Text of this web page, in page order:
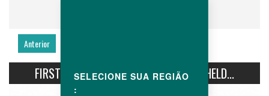
Anterior
FIRST AVIPRO HUBBARD CONFERENCE HELD...
SELECIONE SUA REGIÃO
: